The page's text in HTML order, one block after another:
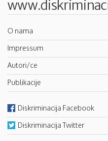
O nama
Impressum
Autori/ce
Publikacije
Diskriminacija Facebook
Diskriminacija Twitter